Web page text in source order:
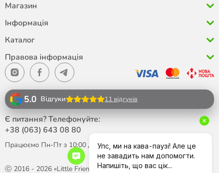
Магазин
Інформація
Каталог
Правова інформація
ⓒ 2016 - 2026 «Little Friend»
5.0 Відгуки 11 відгуків
Є питання? Телефонуйте:
+38 (063) 643 08 80
Працюємо Пн-Пт з 10:00 до 18:00